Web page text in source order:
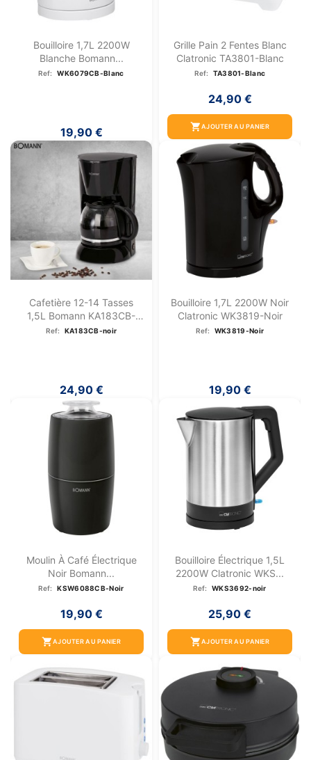
Bouilloire 1,7L 2200W
Blanche Bomann...
Ref: WK6079CB-Blanc
19,90 €
Grille Pain 2 Fentes Blanc
Clatronic TA3801-Blanc
Ref: TA3801-Blanc
24,90 €
shopping_cartAJOUTER AU PANIER
Cafetière 12-14 Tasses
1,5L Bomann KA183CB-
Noir
Ref: KA183CB-noir
24,90 €
Bouilloire 1,7L 2200W Noir
Clatronic WK3819-Noir
Ref: WK3819-Noir
19,90 €
Moulin À Café Électrique
Noir Bomann...
Ref: KSW6088CB-Noir
19,90 €
shopping_cartAJOUTER AU PANIER
Bouilloire Électrique 1,5L
2200W Clatronic WKS...
Ref: WKS3692-noir
25,90 €
shopping_cartAJOUTER AU PANIER